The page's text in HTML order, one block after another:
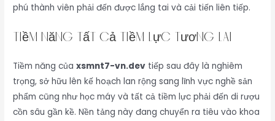
phú thành viên phải đến được lắng tai và cải tiến liên tiếp.
Tiềm năng tất cả tiềm lực tương lai
Tiềm năng củaxsmnt7-vn.dev tiếp sau đây là nghiêm
trọng, sở hữu lên kế hoạch lan rộng sang lĩnh vực nghề sản
phẩm cũng như học máy và tất cả tiềm lực phải đến di rượu
cồn sâu gần kề. Nền tảng này đang chuyển ra tiêu vào khoa